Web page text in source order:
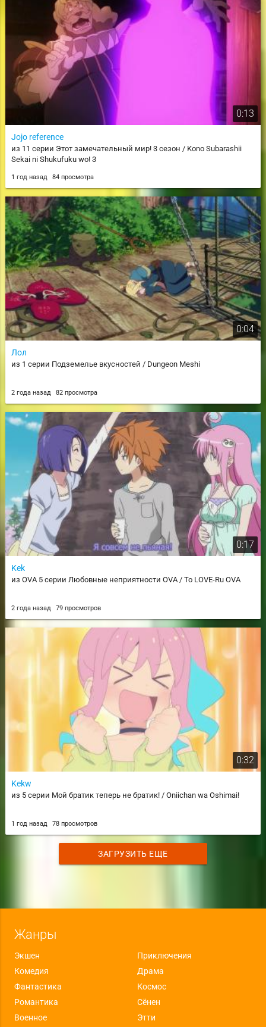
0:13
Jojo reference
из 11 серии Этот замечательный мир! 3 сезон / Kono Subarashii
Sekai ni Shukufuku wo! 3
1 год назад 84 просмотра
0:04
Лол
из 1 серии Подземелье вкусностей / Dungeon Meshi
2 года назад 82 просмотра
0:17
Kek
из OVA 5 серии Любовные неприятности OVA / To LOVE-Ru OVA
2 года назад 79 просмотров
0:32
Kekw
из 5 серии Мой братик теперь не братик! / Oniichan wa Oshimai!
1 год назад 78 просмотров
ЗАГРУЗИТЬ ЕЩЕ
Жанры
Экшен
Приключения
Комедия
Драма
Фантастика
Космос
Романтика
Сёнен
Военное
Этти